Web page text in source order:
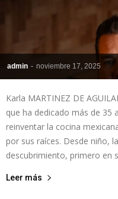
admin - noviembre 17, 2025
Karla MARTINEZ DE
que ha dedicado más de 35
reinventar la cocina
por sus raíces. Desde niño,
descubrimiento, primero en
Leer más